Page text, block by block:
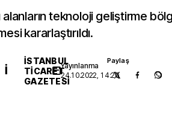
alanların teknoloji geliştirme
kararlaştırıldı.
İ
İSTANBUL
TICARET
GAZETESI
Yayınlanma
24.10.2022, 14:20
Paylaş